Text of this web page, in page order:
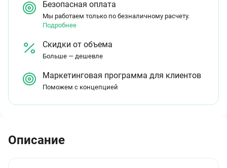
Безопасная оплата
Мы работаем только по безналичному расчету.
Подробнее
Скидки от объема
Больше — дешевле
Маркетинговая программа для клиентов
Поможем с концепцией
Описание